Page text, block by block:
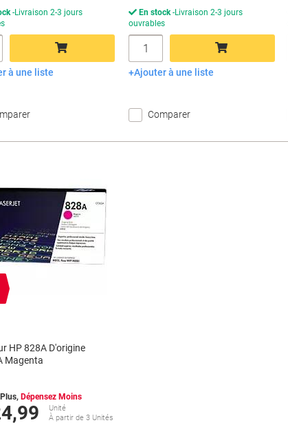
Livraison 2-3 jours
Ajouter au panier
à une liste
En stock Livraison 2-3 jours
ouvrables
Quantité
Ajouter au panier
Ajouter à une liste
Comparer
HP 828A D'origine
Magenta
Dépensez Moins
Unité
À partir de 3 Unités